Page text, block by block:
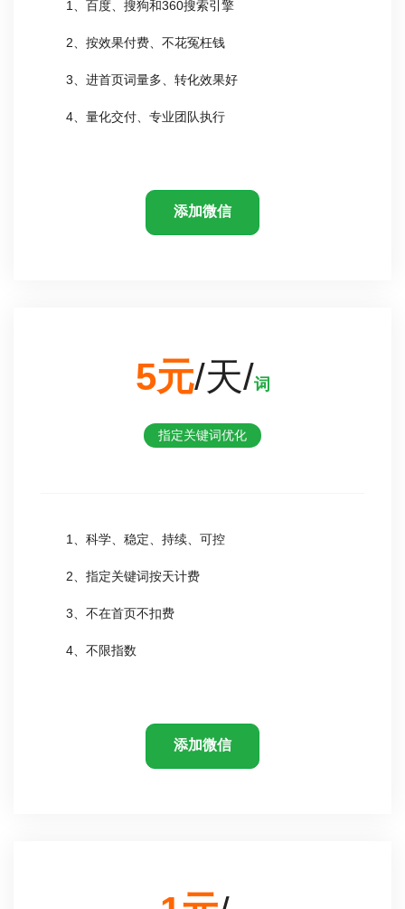
1、百度、搜狗和360搜索引擎
2、按效果付费、不花冤枉钱
3、进首页词量多、转化效果好
4、量化交付、专业团队执行
添加微信
5元/天/词
指定关键词优化
1、科学、稳定、持续、可控
2、指定关键词按天计费
3、不在首页不扣费
4、不限指数
添加微信